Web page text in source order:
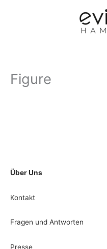
Figure
Über Uns
Kontakt
Fragen und Antworten
Presse